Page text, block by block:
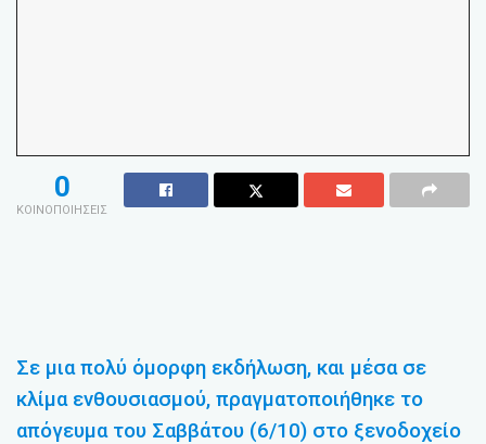
0
ΚΟΙΝΟΠΟΙΗΣΕΙΣ
Σε μια πολύ όμορφη εκδήλωση, και μέσα σε
κλίμα ενθουσιασμού, πραγματοποιήθηκε το
απόγευμα του Σαββάτου (6/10) στο ξενοδοχείο